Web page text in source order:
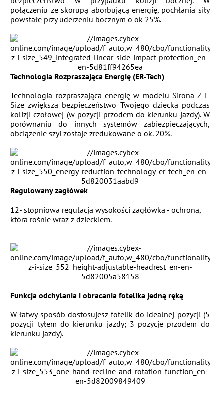
połączeniu ze skorupą aborbującą energię, pochłania siły
powstałe przy uderzeniu bocznym o ok 25%.
Technologia Rozpraszająca Energię (ER-Tech)
Technologia rozpraszająca energię w modelu Sirona Z i-
Size zwiększa bezpieczeństwo Twojego dziecka podczas
kolizji czołowej (w pozycji przodem do kierunku jazdy). W
porównaniu do innych systemów zabiezpieczających,
obciążenie szyi zostaje zredukowane o ok. 20%.
Regulowany zagłówek
12- stopniowa regulacja wysokości zagłówka - ochrona,
która rośnie wraz z dzieckiem.
Funkcja odchylania i obracania fotelika jedną ręką
W łatwy sposób dostosujesz fotelik do idealnej pozycji (5
pozycji tyłem do kierunku jazdy; 3 pozycje przodem do
kierunku jazdy).